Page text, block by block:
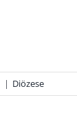
| Diözese